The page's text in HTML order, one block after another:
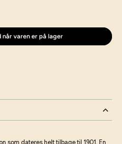
når varen er på lager
som dateres helt tilbage til 1901. En